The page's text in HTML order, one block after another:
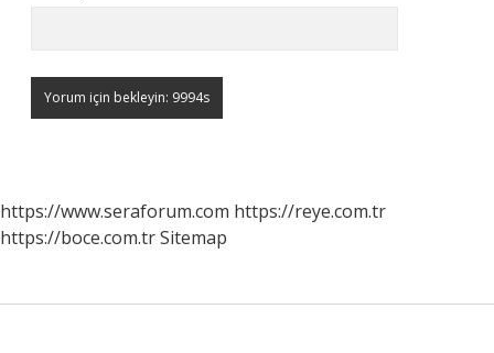
https://www.seraforum.com https://reye.com.tr
https://boce.com.trSitemap